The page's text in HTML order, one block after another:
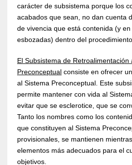
carácter de subsistema porque los
acabados que sean, no dan cuenta
de vivencia que está contenida (y
esbozadas) dentro del
El Subsistema de Retroalimentación
Preconceptual consiste en ofrecer
al Sistema Preconceptual. Este
permite mantener con vida al
evitar que se esclerotice, que se
Tanto los nombres como los
que constituyen al Sistema
provisionales, se mantienen
elementos más adecuados para el
objetivos.